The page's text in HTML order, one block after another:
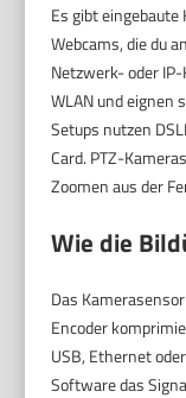
Es gibt
Webcams, die du
Netzwerk- oder
WLAN und eignen
Setups nutzen
Card. PTZ-
Zoomen aus der
Wie die
Das
Encoder
USB, Ethernet
Software das